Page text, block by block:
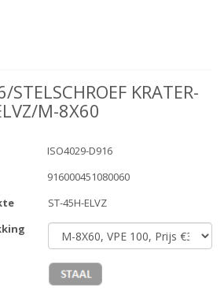
KRATER-
M-8X60
ISO4029-D916
916000451080060
ST-45H-ELVZ